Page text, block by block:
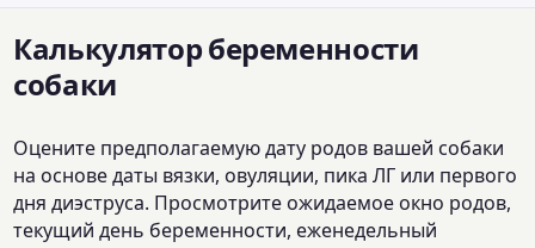
Калькулятор беременности
собаки
Оцените предполагаемую дату родов вашей собаки
на основе даты вязки, овуляции, пика ЛГ или первого
дня диэструса. Просмотрите ожидаемое окно родов,
текущий день беременности, еженедельный